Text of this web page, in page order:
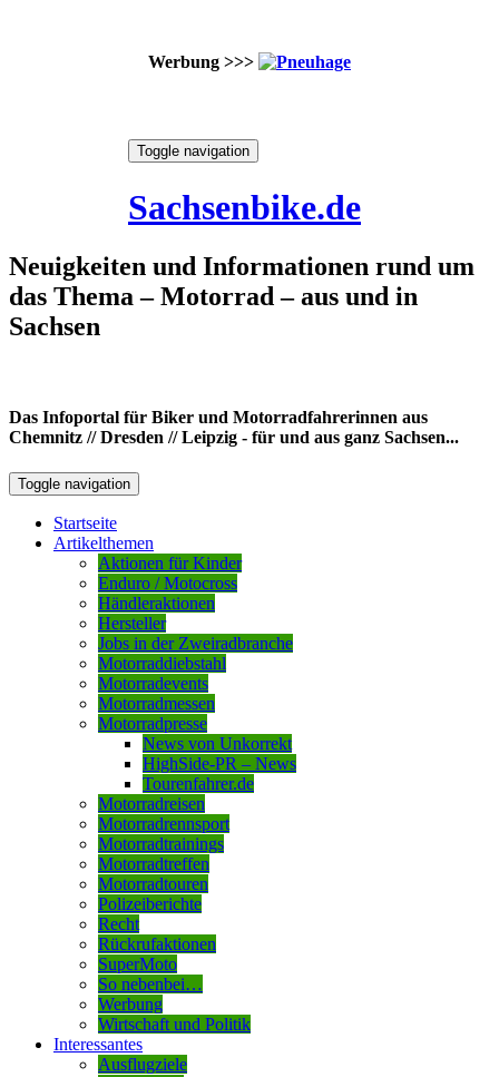
Werbung >>>
Toggle navigation
Sachsenbike.de
Neuigkeiten und Informationen rund um
das Thema – Motorrad – aus und in
Sachsen
Das Infoportal für Biker und Motorradfahrerinnen aus
Chemnitz // Dresden // Leipzig - für und aus ganz Sachsen...
Toggle navigation
Startseite
Artikelthemen
Aktionen für Kinder
Enduro / Motocross
Händleraktionen
Hersteller
Jobs in der Zweiradbranche
Motorraddiebstahl
Motorradevents
Motorradmessen
Motorradpresse
News von Unkorrekt
HighSide-PR – News
Tourenfahrer.de
Motorradreisen
Motorradrennsport
Motorradtrainings
Motorradtreffen
Motorradtouren
Polizeiberichte
Recht
Rückrufaktionen
SuperMoto
So nebenbei…
Werbung
Wirtschaft und Politik
Interessantes
Ausflugziele